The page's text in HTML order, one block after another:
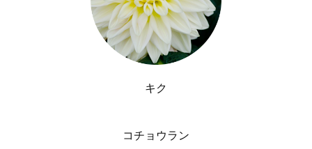
キク
コチョウラン